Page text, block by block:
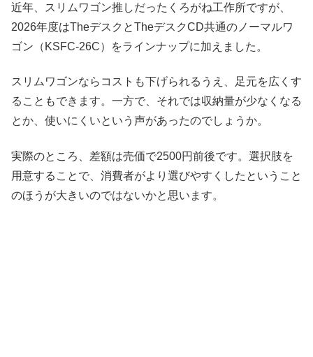
近年、スリムワゴン推しだったくろがね工作所ですが、
2026年度はTheデスクとTheデスクCD共通のノーマルワ
ゴン（KSFC-26C）をラインナップに加えました。
スリムワゴンならコストも下げられるうえ、足元を広くす
ることもできます。一方で、それでは収納量が少なくなる
とか、使いにくいという声があったのでしょうか。
実際のところ、差額は売価で2500円前後です。選択肢を
用意することで、消費者がより選びやすくしたということ
のほうが大きいのではないかと思います。